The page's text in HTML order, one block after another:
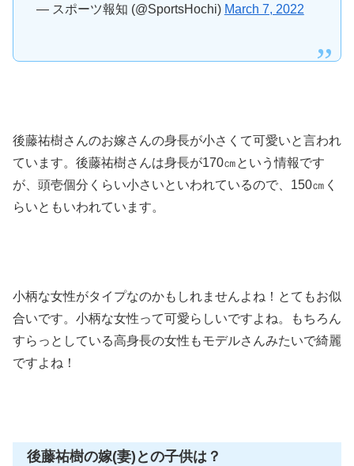
— スポーツ報知 (@SportsHochi) March 7, 2022
後藤祐樹さんのお嫁さんの身長が小さくて可愛いと言われ
ています。後藤祐樹さんは身長が170㎝という情報です
が、頭壱個分くらい小さいといわれているので、150㎝く
らいともいわれています。
小柄な女性がタイプなのかもしれませんよね！とてもお似
合いです。小柄な女性って可愛らしいですよね。もちろん
すらっとしている高身長の女性もモデルさんみたいで綺麗
ですよね！
後藤祐樹の嫁(妻)との子供は？